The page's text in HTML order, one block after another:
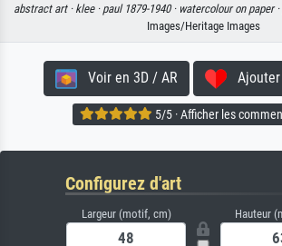
abstract art · klee · paul 1879-1940 · watercolour on paper ·
Images/Heritage Images
Voir en 3D / AR Ajouter
5/5 · Afficher les
Configurez d'art
Largeur (motif, cm) Hauteur